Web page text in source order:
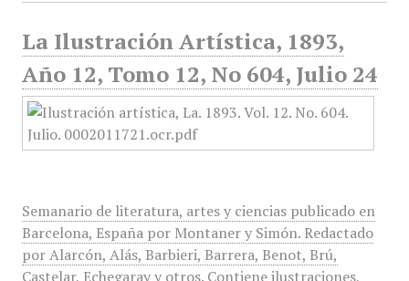
La Ilustración Artística, 1893,
Año 12, Tomo 12, No 604, Julio 24
Semanario de literatura, artes y ciencias publicado en
Barcelona, España por Montaner y Simón. Redactado
por Alarcón, Alás, Barbieri, Barrera, Benot, Brú,
Castelar, Echegaray y otros. Contiene ilustraciones,